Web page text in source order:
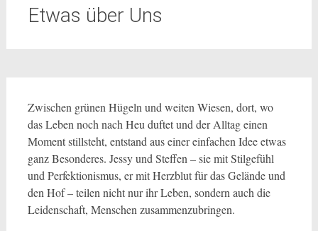
Etwas über Uns
Zwischen grünen Hügeln und weiten Wiesen, dort, wo
das Leben noch nach Heu duftet und der Alltag einen
Moment stillsteht, entstand aus einer einfachen Idee etwas
ganz Besonderes. Jessy und Steffen – sie mit Stilgefühl
und Perfektionismus, er mit Herzblut für das Gelände und
den Hof – teilen nicht nur ihr Leben, sondern auch die
Leidenschaft, Menschen zusammenzubringen.